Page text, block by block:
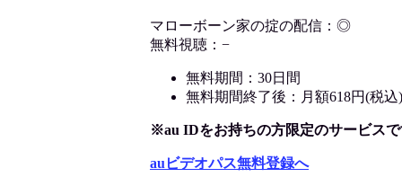
マローボーン家の掟の配信：◎
無料視聴：−
無料期間：30日間
無料期間終了後：月額618円(税込)
※au IDをお持ちの方限定のサービス
auビデオパス無料登録へ